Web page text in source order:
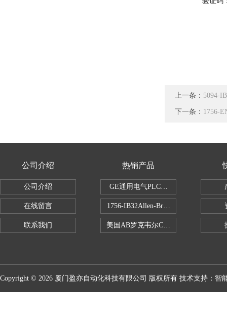
上一条： 5094-
下一条： 1756-
公司介绍
公司介绍
在线留言
联系我们
热销产品
GE通用电气PLC控制器
1756-IB32Allen-Bradley1756IB32数字
美国AB罗克韦尔CPU处理器
Copyright © 2026 厦门盈亦自动化科技有限公司 版权所有 技术支持： 智